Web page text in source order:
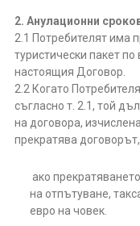
2. Анулационни
2.1 Потребителят има
туристически пакет
настоящия Договор.
2.2 Когато
съгласно т. 2.1, той
на договора,
прекратява
ако
на отпътуване,
евро на човек.